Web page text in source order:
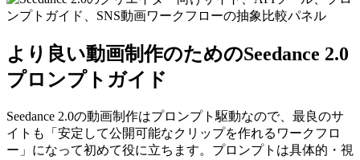
より良い動画制作のためのSeedance 2.0
プロンプトガイド
Seedance 2.0の動画制作はプロンプト駆動なので、最良のサ
イトも「安定して公開可能なクリップを作れるワークフロ
ー」になって初めて役に立ちます。プロンプトは具体的・視